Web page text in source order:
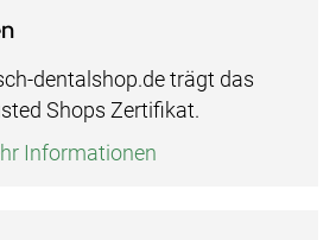
dentalshop.de trägt das
Shops Zertifikat.
Informationen